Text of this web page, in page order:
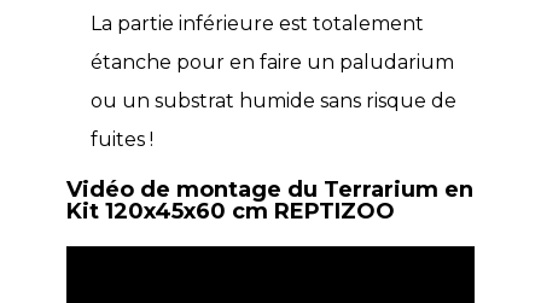
La partie inférieure est totalement
étanche pour en faire un paludarium
ou un substrat humide sans risque de
fuites !
Vidéo de montage du Terrarium en
Kit 120x45x60 cm REPTIZOO